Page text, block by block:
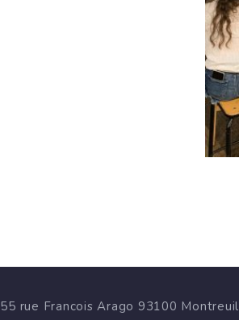
55 rue Francois Arago 93100 Montreuil